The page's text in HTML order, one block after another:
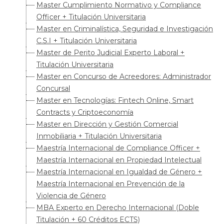
Master Cumplimiento Normativo y Compliance
Officer + Titulación Universitaria
Master en Criminalística, Seguridad e Investigación
C.S.I + Titulación Universitaria
Master de Perito Judicial Experto Laboral +
Titulación Universitaria
Master en Concurso de Acreedores: Administrador
Concursal
Master en Tecnologías: Fintech Online, Smart
Contracts y Criptoeconomía
Master en Dirección y Gestión Comercial
Inmobiliaria + Titulación Universitaria
Maestría Internacional de Compliance Officer +
Maestría Internacional en Propiedad Intelectual
Maestría Internacional en Igualdad de Género +
Maestría Internacional en Prevención de la
Violencia de Género
MBA Experto en Derecho Internacional (Doble
Titulación + 60 Créditos ECTS)